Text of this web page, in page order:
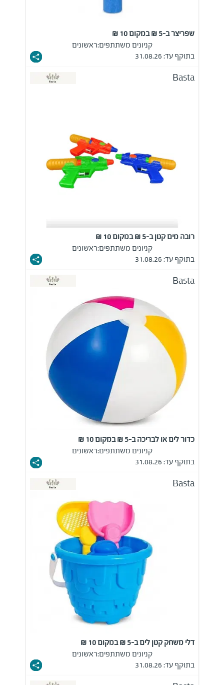
שפריצר ב-5 ₪ במקום 10 ₪
קניונים משתתפים:ראשונים
בתוקף עד: 31.08.26
Basta
רובה מים קטן ב-5 ₪ במקום 10 ₪
קניונים משתתפים:ראשונים
בתוקף עד: 31.08.26
Basta
כדור לים או לבריכה ב-5 ₪ במקום 10 ₪
קניונים משתתפים:ראשונים
בתוקף עד: 31.08.26
Basta
דלי משחק קטן לים ב-5 ₪ במקום 10 ₪
קניונים משתתפים:ראשונים
בתוקף עד: 31.08.26